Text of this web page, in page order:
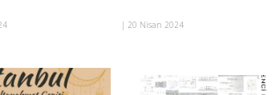
| 20 Nisan 2024